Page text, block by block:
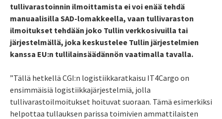
tullivarastoinnin ilmoittamista ei voi enää tehdä
manuaalisilla SAD-lomakkeella, vaan tullivaraston
ilmoitukset tehdään joko Tullin verkkosivuilla tai
järjestelmällä, joka keskustelee Tullin järjestelmien
kanssa EU:n tullilainsäädännön vaatimalla tavalla.
”Tällä hetkellä CGI:n logistiikkaratkaisu IT4Cargo on
ensimmäisiä logistiikkajärjestelmiä, jolla
tullivarastoilmoitukset hoituvat suoraan. Tämä esimerkiksi
helpottaa tullauksen parissa toimivien ammattilaisten